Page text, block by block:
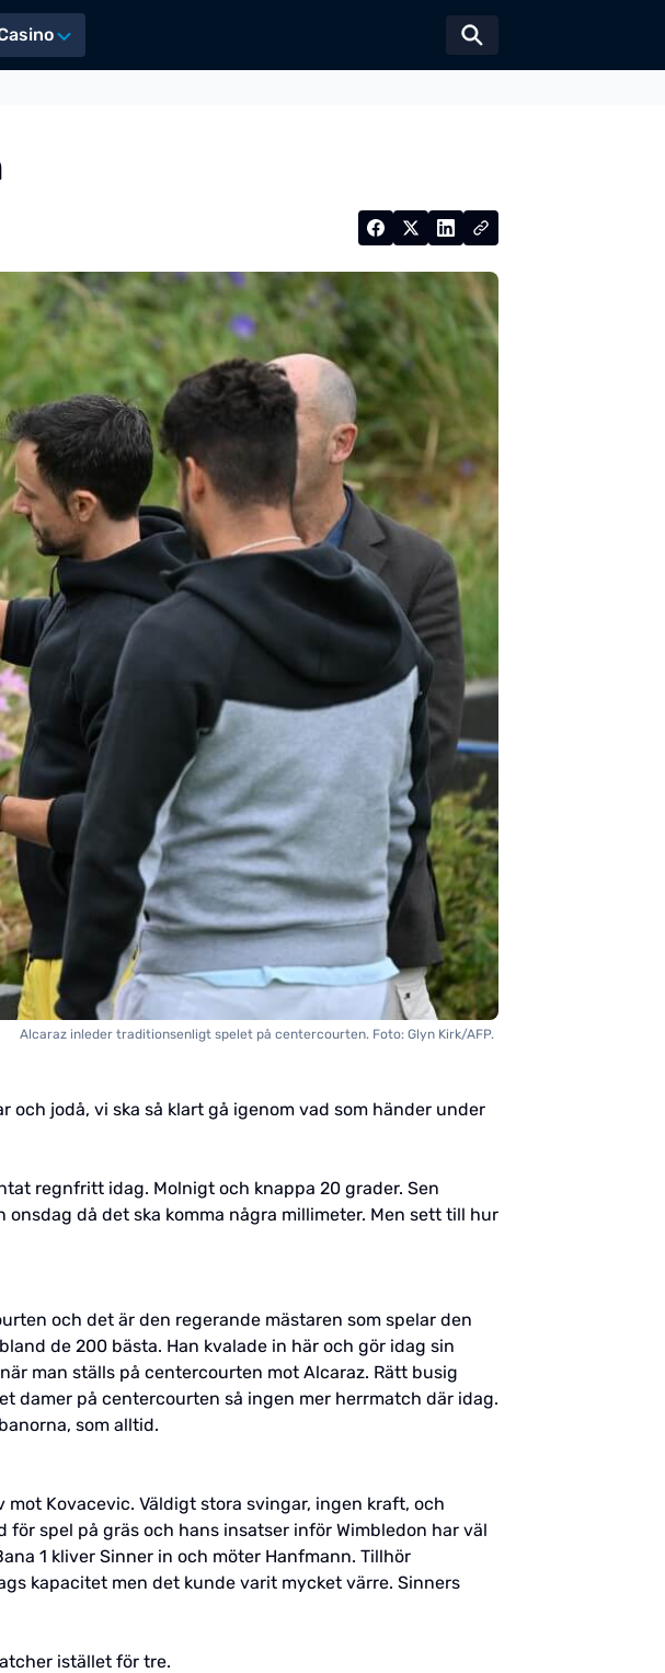
Växla
Alcaraz inleder traditionsenligt spelet på centercourten. Foto: Glyn Kirk/AFP.
jodå, vi ska så klart gå igenom vad som händer under
regnfritt idag. Molnigt och knappa 20 grader. Sen
då det ska komma några millimeter. Men sett till hur
och det är den regerande mästaren som spelar den
de 200 bästa. Han kvalade in här och gör idag sin
man ställs på centercourten mot Alcaraz. Rätt busig
damer på centercourten så ingen mer herrmatch där idag.
som alltid.
Kovacevic. Väldigt stora svingar, ingen kraft, och
spel på gräs och hans insatser inför Wimbledon har väl
1 kliver Sinner in och möter Hanfmann. Tillhör
kapacitet men det kunde varit mycket värre. Sinners
istället för tre.